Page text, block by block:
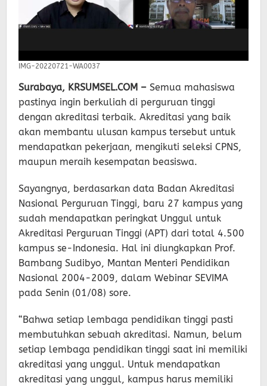
IMG-20220721-WA0037
Surabaya, KRSUMSEL.COM – Semua mahasiswa
pastinya ingin berkuliah di perguruan tinggi
dengan akreditasi terbaik. Akreditasi yang baik
akan membantu ulusan kampus tersebut untuk
mendapatkan pekerjaan, mengikuti seleksi CPNS,
maupun meraih kesempatan beasiswa.
Sayangnya, berdasarkan data Badan Akreditasi
Nasional Perguruan Tinggi, baru 27 kampus yang
sudah mendapatkan peringkat Unggul untuk
Akreditasi Perguruan Tinggi (APT) dari total 4.500
kampus se-Indonesia. Hal ini diungkapkan Prof.
Bambang Sudibyo, Mantan Menteri Pendidikan
Nasional 2004-2009, dalam Webinar SEVIMA
pada Senin (01/08) sore.
“Bahwa setiap lembaga pendidikan tinggi pasti
membutuhkan sebuah akreditasi. Namun, belum
setiap lembaga pendidikan tinggi saat ini memiliki
akreditasi yang unggul. Untuk mendapatkan
akreditasi yang unggul, kampus harus memiliki